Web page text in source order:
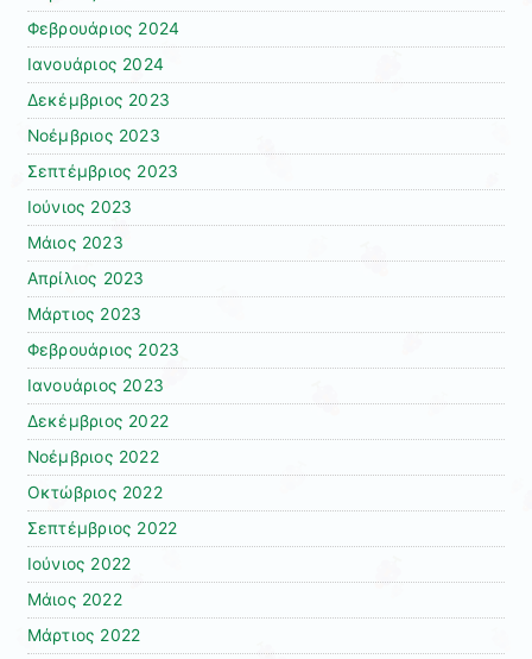
Φεβρουάριος 2024
Ιανουάριος 2024
Δεκέμβριος 2023
Νοέμβριος 2023
Σεπτέμβριος 2023
Ιούνιος 2023
Μάιος 2023
Απρίλιος 2023
Μάρτιος 2023
Φεβρουάριος 2023
Ιανουάριος 2023
Δεκέμβριος 2022
Νοέμβριος 2022
Οκτώβριος 2022
Σεπτέμβριος 2022
Ιούνιος 2022
Μάιος 2022
Μάρτιος 2022